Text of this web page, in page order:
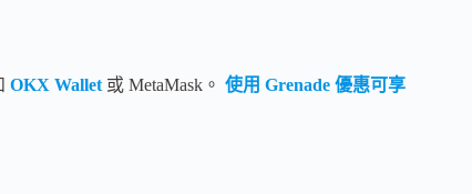
OKX Wallet 或 MetaMask。 使用 Grenade 優惠可享